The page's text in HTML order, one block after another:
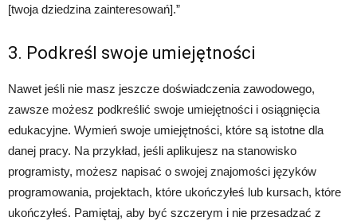
[twoja dziedzina zainteresowań].”
3. Podkreśl swoje umiejętności
Nawet jeśli nie masz jeszcze doświadczenia zawodowego,
zawsze możesz podkreślić swoje umiejętności i osiągnięcia
edukacyjne. Wymień swoje umiejętności, które są istotne dla
danej pracy. Na przykład, jeśli aplikujesz na stanowisko
programisty, możesz napisać o swojej znajomości języków
programowania, projektach, które ukończyłeś lub kursach, które
ukończyłeś. Pamiętaj, aby być szczerym i nie przesadzać z